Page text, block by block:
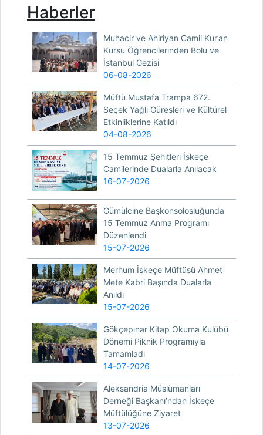
Haberler
Muhacir ve Ahiriyan Camii Kur’an
Kursu Öğrencilerinden Bolu ve
İstanbul Gezisi
06-08-2026
Müftü Mustafa Trampa 672.
Seçek Yağlı Güreşleri ve Kültürel
Etkinliklerine Katıldı
04-08-2026
15 Temmuz Şehitleri İskeçe
Camilerinde Dualarla Anılacak
16-07-2026
Gümülcine Başkonsolosluğunda
15 Temmuz Anma Programı
Düzenlendi
15-07-2026
Merhum İskeçe Müftüsü Ahmet
Mete Kabri Başında Dualarla
Anıldı
15-07-2026
Gökçepınar Kitap Okuma Kulübü
Dönemi Piknik Programıyla
Tamamladı
14-07-2026
Aleksandria Müslümanları
Derneği Başkanı’ndan İskeçe
Müftülüğüne Ziyaret
13-07-2026